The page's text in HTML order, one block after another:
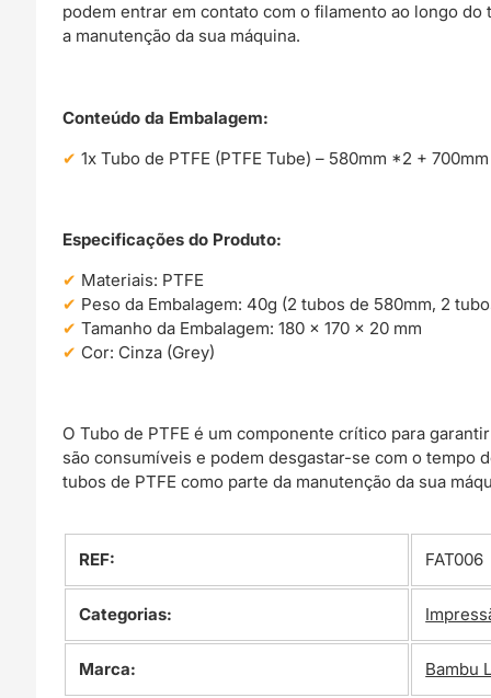
podem entrar em contato com o filamento ao longo
a manutenção da sua máquina.
Conteúdo da Embalagem:
1x Tubo de PTFE (PTFE Tube) – 580mm *2 +
Especificações do Produto:
Materiais: PTFE
Peso da Embalagem: 40g (2 tubos de 580mm, 2
Tamanho da Embalagem: 180 x 170 x 20 mm
Cor: Cinza (Grey)
O Tubo de PTFE é um componente crítico para
são consumíveis e podem desgastar-se com o tempo
tubos de PTFE como parte da manutenção da sua
REF: FAT006
Categorias:
Marca: Bambu